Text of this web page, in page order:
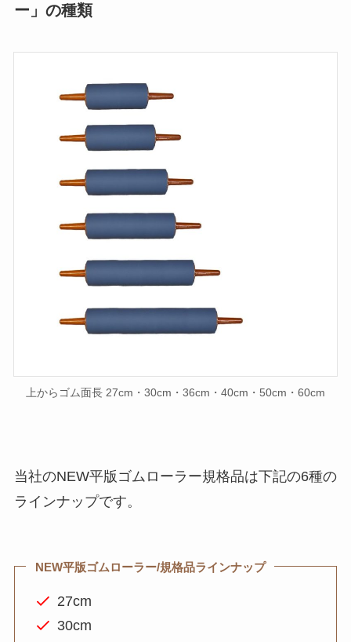
ー」の種類
上からゴム面長 27cm・30cm・36cm・40cm・50cm・60cm
当社のNEW平版ゴムローラー規格品は下記の6種の
ラインナップです。
NEW平版ゴムローラー/規格品ラインナップ
27cm
30cm